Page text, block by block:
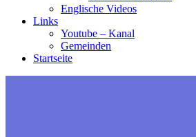
Englische Videos
Links
Youtube – Kanal
Gemeinden
Startseite